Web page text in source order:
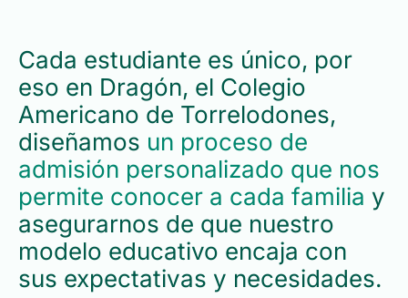
Cada estudiante es único, por
eso en Dragón, el Colegio
Americano de Torrelodones,
diseñamos un proceso de
admisión personalizado que nos
permite conocer a cada familia y
asegurarnos de que nuestro
modelo educativo encaja con
sus expectativas y necesidades.